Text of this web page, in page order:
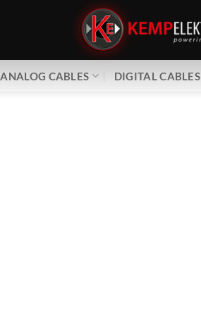
ANALOG CABLES DIGITAL CABLES